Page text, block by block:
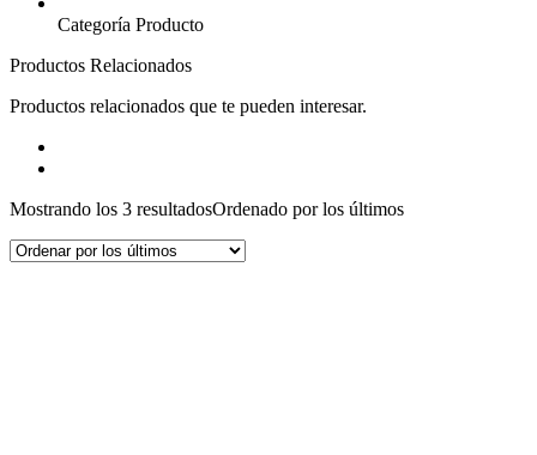
Categoría Producto
Productos Relacionados
Productos relacionados que te pueden interesar.
Mostrando los 3 resultadosOrdenado por los últimos